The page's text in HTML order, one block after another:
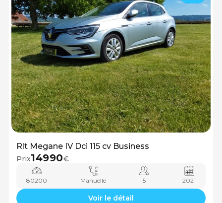
Rlt Megane IV Dci 115 cv Business
Prix14990€
80200 Manuelle 5 2021
Voir le détail